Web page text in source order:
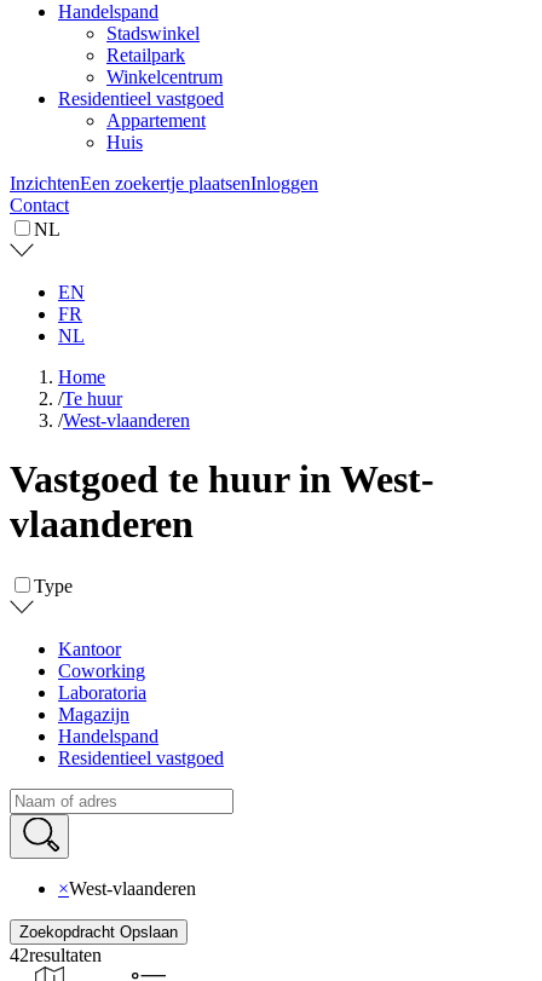
Handelspand
Stadswinkel
Retailpark
Winkelcentrum
Residentieel vastgoed
Appartement
Huis
InzichtenEen zoekertje plaatsenInloggen
Contact
NL
EN
FR
NL
Home
/Te huur
/West-vlaanderen
Vastgoed te huur in West-
vlaanderen
Type
Kantoor
Coworking
Laboratoria
Magazijn
Handelspand
Residentieel vastgoed
×West-vlaanderen
Zoekopdracht Opslaan
42resultaten